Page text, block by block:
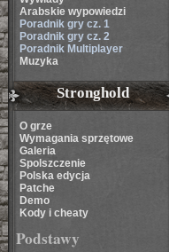
Arabskie wypowiedzi
Poradnik gry cz. 1
Poradnik gry cz. 2
Poradnik Multiplayer
Muzyka
Stronghold
O grze
Wymagania sprzętowe
Galeria
Spolszczenie
Polska edycja
Patche
Demo
Kody i cheaty
Podstawy